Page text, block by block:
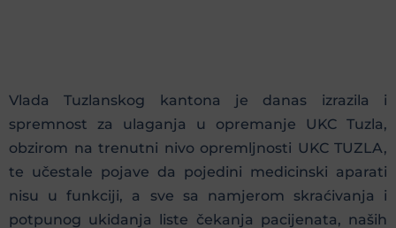
Vlada Tuzlanskog kantona je danas izrazila i
spremnost za ulaganja u opremanje UKC Tuzla,
obzirom na trenutni nivo opremljnosti UKC TUZLA,
te učestale pojave da pojedini medicinski aparati
nisu u funkciji, a sve sa namjerom skraćivanja i
potpunog ukidanja liste čekanja pacijenata, naših